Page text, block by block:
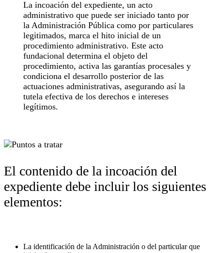
La incoación del expediente, un acto
administrativo que puede ser iniciado tanto por
la Administración Pública como por particulares
legitimados, marca el hito inicial de un
procedimiento administrativo. Este acto
fundacional determina el objeto del
procedimiento, activa las garantías procesales y
condiciona el desarrollo posterior de las
actuaciones administrativas, asegurando así la
tutela efectiva de los derechos e intereses
legítimos.
El contenido de la incoación del
expediente debe incluir los siguientes
elementos:
La identificación de la Administración o del particular que